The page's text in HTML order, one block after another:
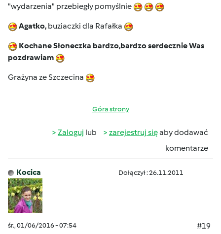
"wydarzenia" przebiegły pomyślnie
Agatko, buziaczki dla Rafałka
Kochane Słoneczka bardzo,bardzo serdecznie Was
pozdrawiam
Grażyna ze Szczecina
Góra strony
Zaloguj lub zarejestruj sięaby dodawać
komentarze
Kocica Dołączył : 26.11.2011
śr., 01/06/2016 - 07:54
#19